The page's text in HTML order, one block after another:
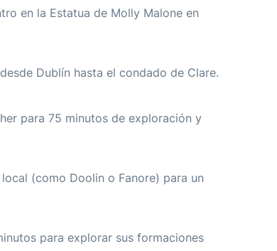
en la Estatua de Molly Malone en
Dublín hasta el condado de Clare.
para 75 minutos de exploración y
(como Doolin o Fanore) para un
para explorar sus formaciones